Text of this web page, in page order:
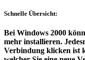
Schnelle Übersicht:
Bei Windows 2000
mehr installieren.
Verbindung klicken ist